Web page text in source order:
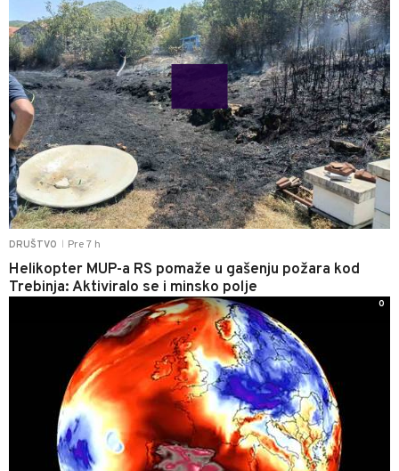
DRUŠTVO Pre 7 h
Helikopter MUP-a RS pomaže u gašenju požara kod
Trebinja: Aktiviralo se i minsko polje
0